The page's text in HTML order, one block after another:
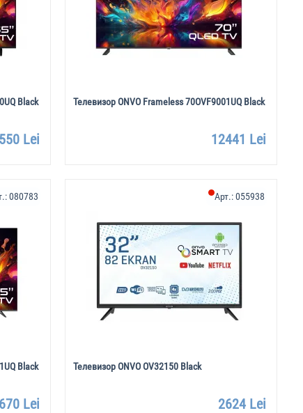
Black
Lei
Телевизор ONVO Frameless 70OVF9001UQ Black
12441 Lei
Black
080783
Lei
Телевизор ONVO OV32150 Black
Арт.:055938
2624 Lei